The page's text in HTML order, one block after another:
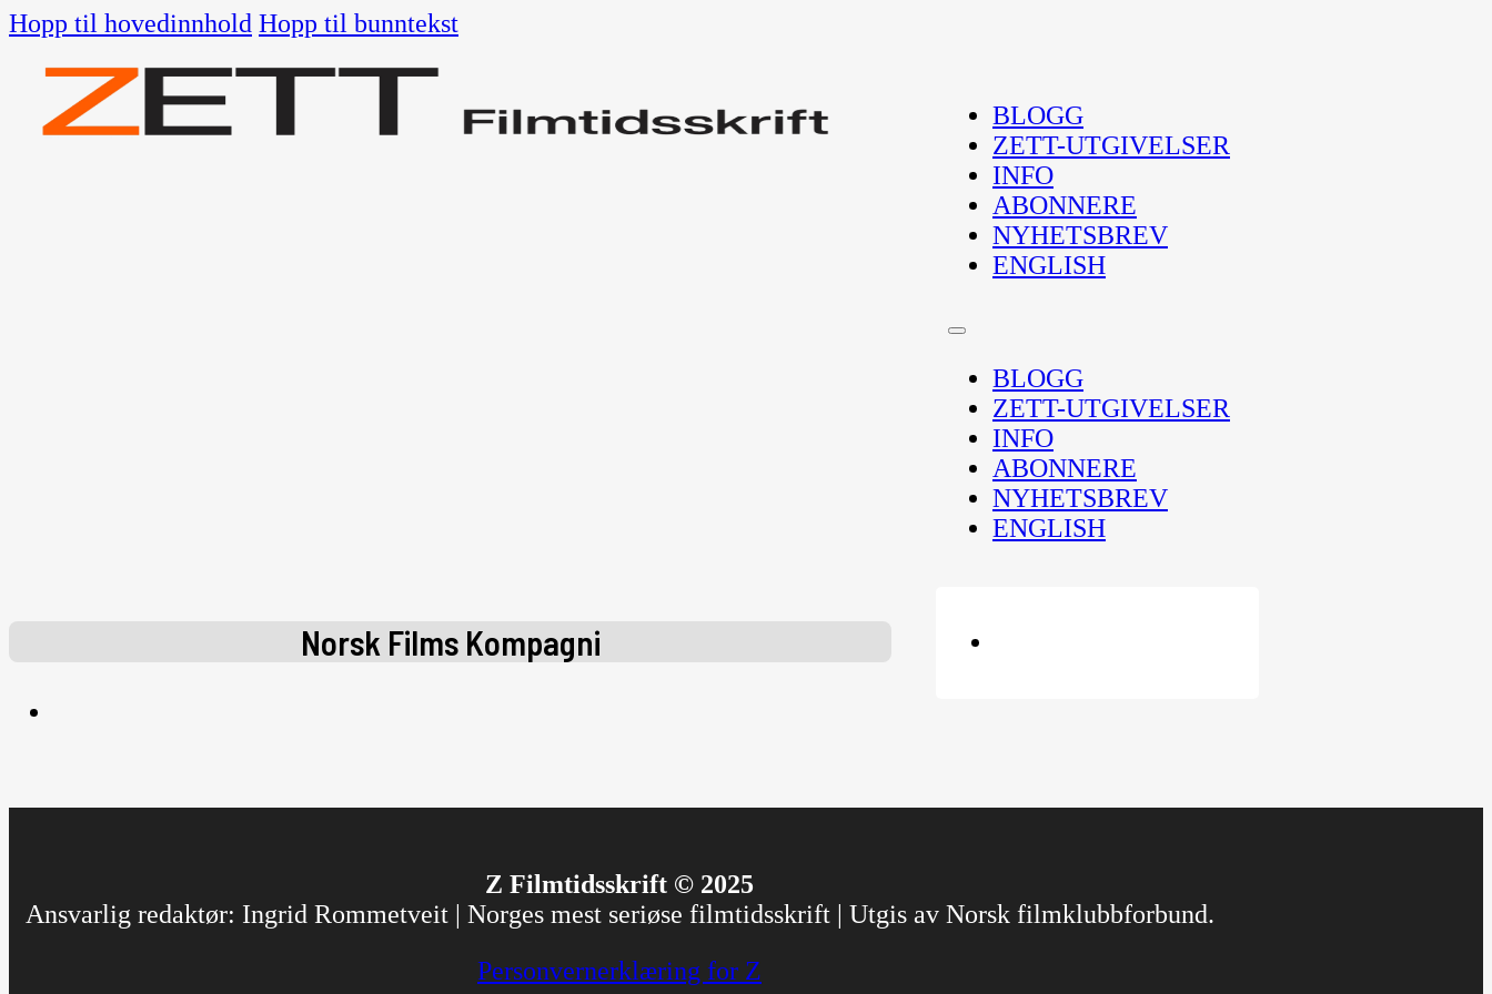
Hopp til hovedinnhold Hopp til bunntekst
BLOGG
ZETT-UTGIVELSER
INFO
ABONNERE
NYHETSBREV
ENGLISH
BLOGG
ZETT-UTGIVELSER
INFO
ABONNERE
NYHETSBREV
ENGLISH
Norsk Films Kompagni
Z Filmtidsskrift © 2025
Ansvarlig redaktør: Ingrid Rommetveit | Norges mest seriøse filmtidsskrift | Utgis av Norsk filmklubbforbund.
Personvernerklæring for Z